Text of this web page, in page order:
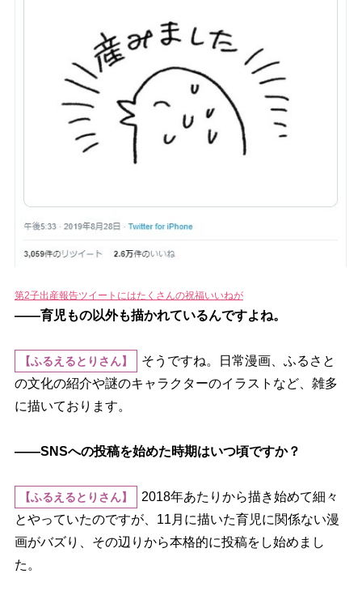
第2子出産報告ツイートにはたくさんの祝福いいねが
――育児もの以外も描かれているんですよね。
【ふるえるとりさん】
そうですね。日常漫画、ふるさと
の文化の紹介や謎のキャラクターのイラストなど、雑多
に描いております。
――SNSへの投稿を始めた時期はいつ頃ですか？
【ふるえるとりさん】
2018年あたりから描き始めて細々
とやっていたのですが、11月に描いた育児に関係ない漫
画がバズり、その辺りから本格的に投稿をし始めまし
た。